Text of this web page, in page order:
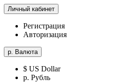
Личный кабинет
Регистрация
Авторизация
р. Валюта
$ US Dollar
р. Рубль